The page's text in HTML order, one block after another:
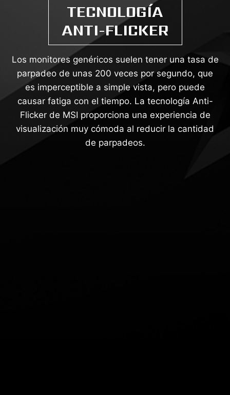
TECNOLOGÍA
ANTI-FLICKER
Los monitores genéricos suelen tener una tasa de
parpadeo de unas 200 veces por segundo, que
es imperceptible a simple vista, pero puede
causar fatiga con el tiempo. La tecnología Anti-
Flicker de MSI proporciona una experiencia de
visualización muy cómoda al reducir la cantidad
de parpadeos.